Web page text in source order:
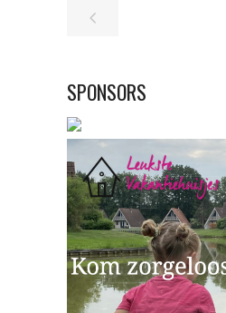
SPONSORS